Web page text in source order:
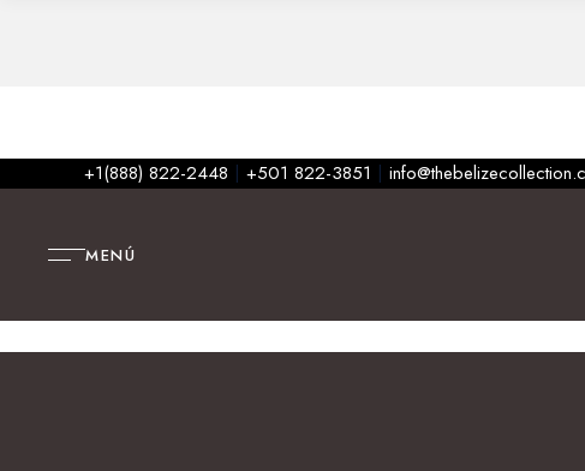
+1(888) 822-2448 | +501 822-3851 |
MENÚ